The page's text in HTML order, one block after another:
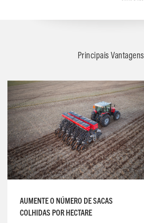
Principais Vantagens
AUMENTE O NÚMERO DE SACAS
COLHIDAS POR HECTARE